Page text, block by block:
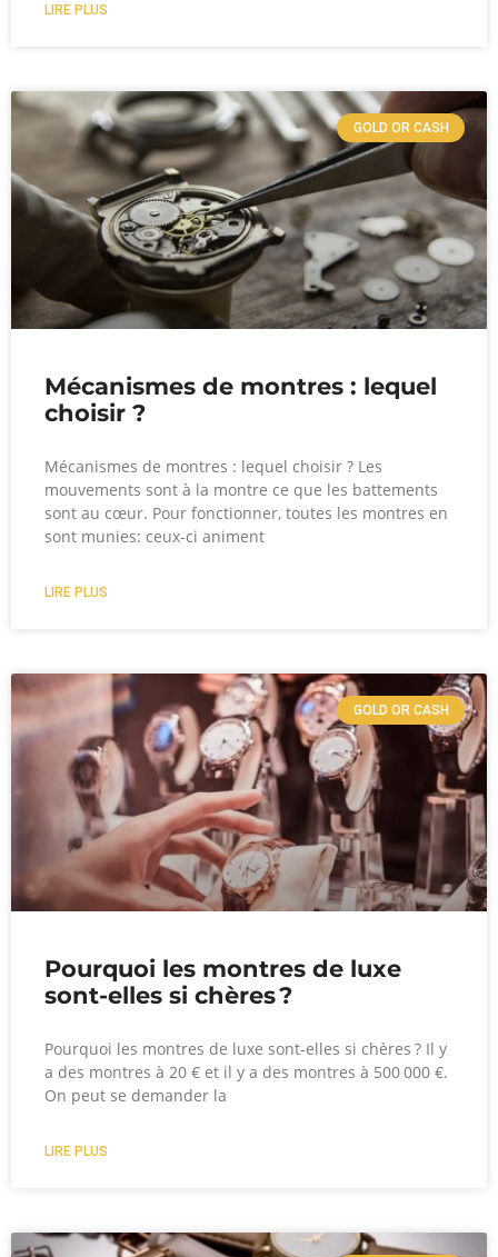
LIRE PLUS
GOLD OR CASH
Mécanismes de montres : lequel
choisir ?
Mécanismes de montres : lequel choisir ? Les
mouvements sont à la montre ce que les battements
sont au cœur. Pour fonctionner, toutes les montres en
sont munies: ceux-ci animent
LIRE PLUS
GOLD OR CASH
Pourquoi les montres de luxe
sont-elles si chères ?
Pourquoi les montres de luxe sont-elles si chères ? Il y
a des montres à 20 € et il y a des montres à 500 000 €.
On peut se demander la
LIRE PLUS